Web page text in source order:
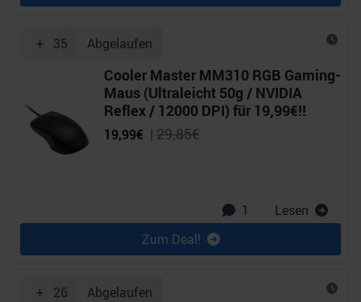
+ 35 Abgelaufen
Cooler Master MM310 RGB Gaming-
Maus (Ultraleicht 50g / NVIDIA
Reflex / 12000 DPI) für 19,99€!!
19,99€ | 29,85€
1
Lesen
Zum Deal!
+ 26 Abgelaufen